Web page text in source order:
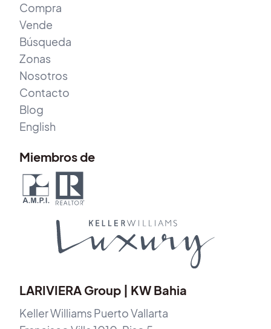
Compra
Vende
Búsqueda
Zonas
Nosotros
Contacto
Blog
English
Miembros de
LARIVIERA Group | KW Bahia
Keller Williams Puerto Vallarta